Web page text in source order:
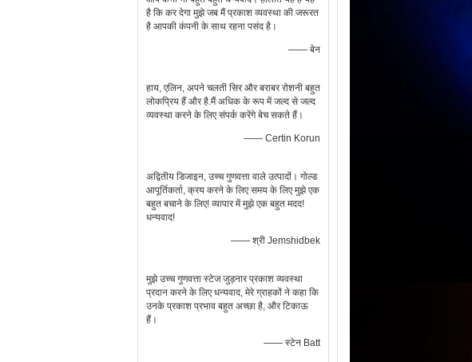
है कि कर देगा मुझे जब मैं प्रकाश व्यवस्था की जरूरत
है आपकी कंपनी के साथ रहना पसंद है।
—— बेन
हाय, एलिन, अपने चलती सिर और बराबर रोशनी बहुत
लोकप्रिय हैं और है.मैं अधिक के रूप में जल्द से जल्द
व्यवस्था करने के लिए संपर्क करेंगे बेच सकते हैं।
—— Certin Korun
अद्वितीय डिजाइन, उच्च गुणवत्ता वाले उत्पादों। गोल्ड
आपूर्तिकर्ता, क्रय करने के लिए समय के लिए मुझे एक
बहुत बचाने के लिए! व्यापार में मुझे एक बहुत मदद!
धन्यवाद!
—— श्री Jemshidbek
मुझे उच्च गुणवत्ता स्टेज जुड़नार प्रकाश व्यवस्था
प्रदान करने के लिए धन्यवाद, मेरे ग्राहकों ने कहा कि
उनके प्रकाश प्रभाव बहुत अच्छा है, और टिकाऊ
हैं।
—— स्टेन Batt